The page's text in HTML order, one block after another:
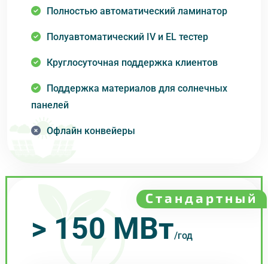
Полностью автоматический ламинатор
Полуавтоматический IV и EL тестер
Круглосуточная поддержка клиентов
Поддержка материалов для солнечных
панелей
Офлайн конвейеры
Стандартный
> 150 МВт/год